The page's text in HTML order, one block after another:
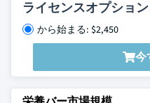
ライセンスオプショ
から始まる: $2,450
今